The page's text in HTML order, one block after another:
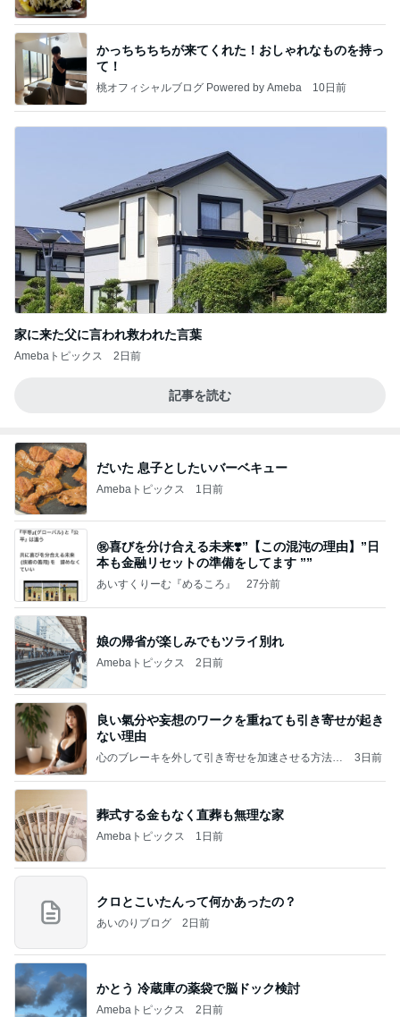
かっちちちちが来てくれた！おしゃれなものを持っ
て！
桃オフィシャルブログ Powered by Ameba 10日前
家に来た父に言われ救われた言葉
Amebaトピックス 2日前
記事を読む
だいた 息子としたいバーベキュー
Amebaトピックス 1日前
㊗️喜びを分け合える未来❣️”【この混沌の理由】”⽇
本も⾦融リセットの準備をしてます ””
あいすくりーむ『めるころ』 27分前
娘の帰省が楽しみでもツライ別れ
Amebaトピックス 2日前
良い氣分や妄想のワークを重ねても引き寄せが起き
ない理由
心のブレーキを外して引き寄せを加速させる方法：
3日前
葬式する金もなく直葬も無理な家
Amebaトピックス 1日前
クロとこいたんって何かあったの？
あいのりブログ 2日前
かとう 冷蔵庫の薬袋で脳ドック検討
Amebaトピックス 2日前